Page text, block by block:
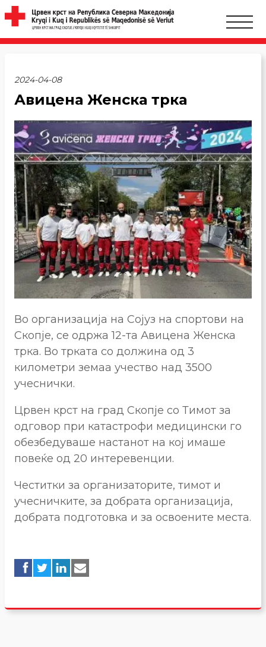
2024-04-08
Авицена Женска трка
Во организација на Сојуз на спортови на
Скопје, се одржа 12-та Авицена Женска
трка. Во трката со должина од 3
километри земаа учество над 3500
учеснички.
Црвен крст на град Скопје со Тимот за
одговор при катастрофи медицински го
обезбедуваше настанот на кој имаше
повеќе од 20 интеревенции.
Честитки за организаторите, тимот и
учесничките, за добрата организација,
добрата подготовка и за освоените места.